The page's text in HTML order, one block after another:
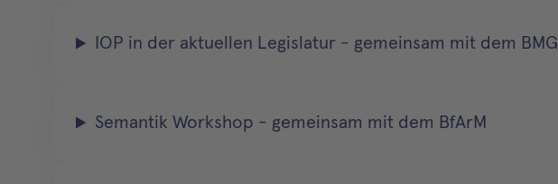
IOP in der aktuellen Legislatur - gemeinsam mit dem BMG
Semantik Workshop - gemeinsam mit dem BfArM